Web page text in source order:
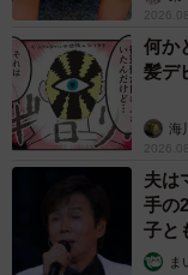
何か
髪デ
海
夫は
手の
子と
ま